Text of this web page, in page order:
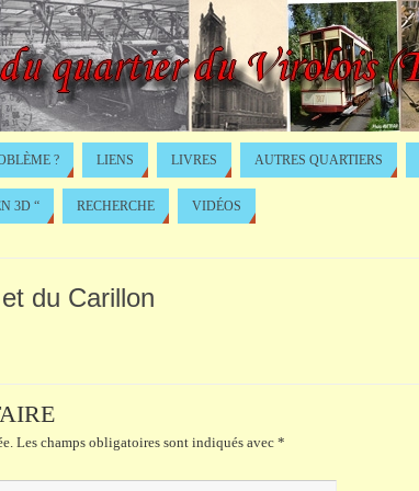
? LIENS LIVRES AUTRES QUARTIERS
3D “ RECHERCHE VIDÉOS
du Carillon
Les champs obligatoires sont indiqués avec *